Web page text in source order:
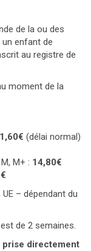
de la ou des
enfant de
au registre de
moment de la
(délai normal)
M+ : 14,80€
– dépendant du
de 2 semaines.
prise directement